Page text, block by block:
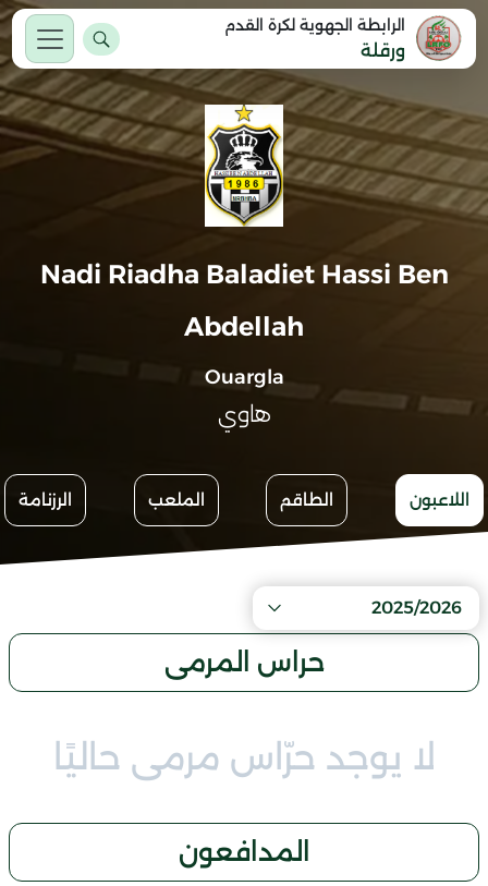
الرابطة الجهوية لكرة القدم
ورقلة
Nadi Riadha Baladiet Hassi Ben
Abdellah
Ouargla
هاوي
اللاعبون الطاقم الملعب الرزنامة
2025/2026
حراس المرمى
لا يوجد حرّاس مرمى حاليًا
المدافعون